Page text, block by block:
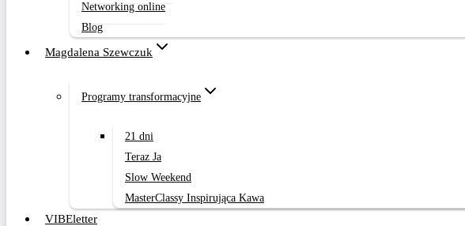
Networking online
Blog
Magdalena Szewczuk
Programy transformacyjne
21 dni
Teraz Ja
Slow Weekend
MasterClassy Inspirująca Kawa
VIBEletter